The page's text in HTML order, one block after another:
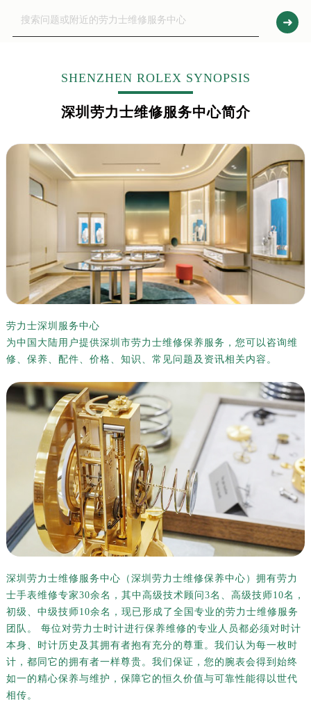
SHENZHEN ROLEX SYNOPSIS
深圳劳力士维修服务中心简介
劳力士深圳服务中心
为中国大陆用户提供深圳市劳力士维修保养服务，您可以咨询维
修、保养、配件、价格、知识、常见问题及资讯相关内容。
深圳劳力士维修服务中心（深圳劳力士维修保养中心）拥有劳力
士手表维修专家30余名，其中高级技术顾问3名、高级技师10名，
初级、中级技师10余名，现已形成了全国专业的劳力士维修服务
团队。 每位对劳力士时计进行保养维修的专业人员都必须对时计
本身、时计历史及其拥有者抱有充分的尊重。我们认为每一枚时
计，都同它的拥有者一样尊贵。我们保证，您的腕表会得到始终
如一的精心保养与维护，保障它的恒久价值与可靠性能得以世代
相传。